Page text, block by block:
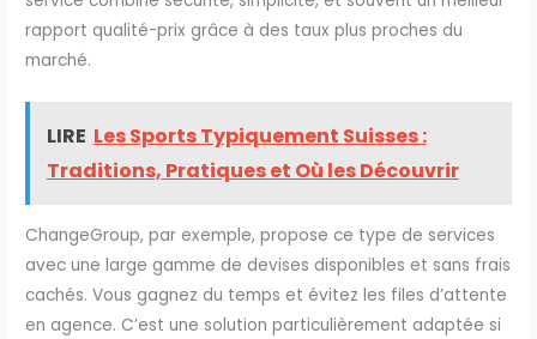
rapport qualité-prix grâce à des taux plus proches du
marché.
LIRE Les Sports Typiquement Suisses :
Traditions, Pratiques et Où les Découvrir
ChangeGroup, par exemple, propose ce type de services
avec une large gamme de devises disponibles et sans frais
cachés. Vous gagnez du temps et évitez les files d’attente
en agence. C’est une solution particulièrement adaptée si